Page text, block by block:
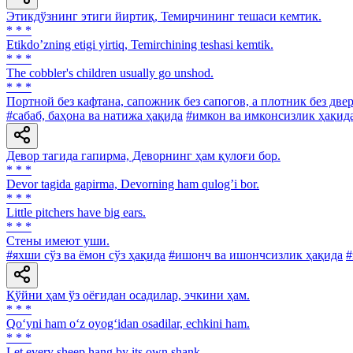
Этикдўзнинг этиги йиртиқ, Темирчининг тешаси кемтик.
* * *
Etikdoʼzning etigi yirtiq, Temirchining teshasi kemtik.
* * *
The cobbler's children usually go unshod.
* * *
Портной без кафтана, сапожник без сапогов, а плотник без
#сабаб, баҳона ва натижа ҳақида #имкон ва имконсизлик
Девор тагида гапирма, Деворнинг ҳам қулоғи бор.
* * *
Devor tagida gapirma, Devorning ham qulogʼi bor.
* * *
Little pitchers have big ears.
* * *
Стены имеют уши.
#яхши сўз ва ёмон сўз ҳақида #ишонч ва ишончсизлик ҳақида
Қўйни ҳам ўз оёғидан осадилар, эчкини ҳам.
* * *
Qo‘yni ham o‘z oyog‘idan osadilar, echkini ham.
* * *